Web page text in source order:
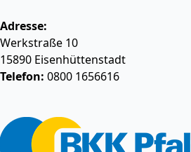
Adresse:
Werkstraße 10
15890 Eisenhüttenstadt
Telefon: 0800 1656616